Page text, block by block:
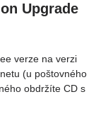
Upgrade
verze na verzi
(u poštovného
obdržíte CD s